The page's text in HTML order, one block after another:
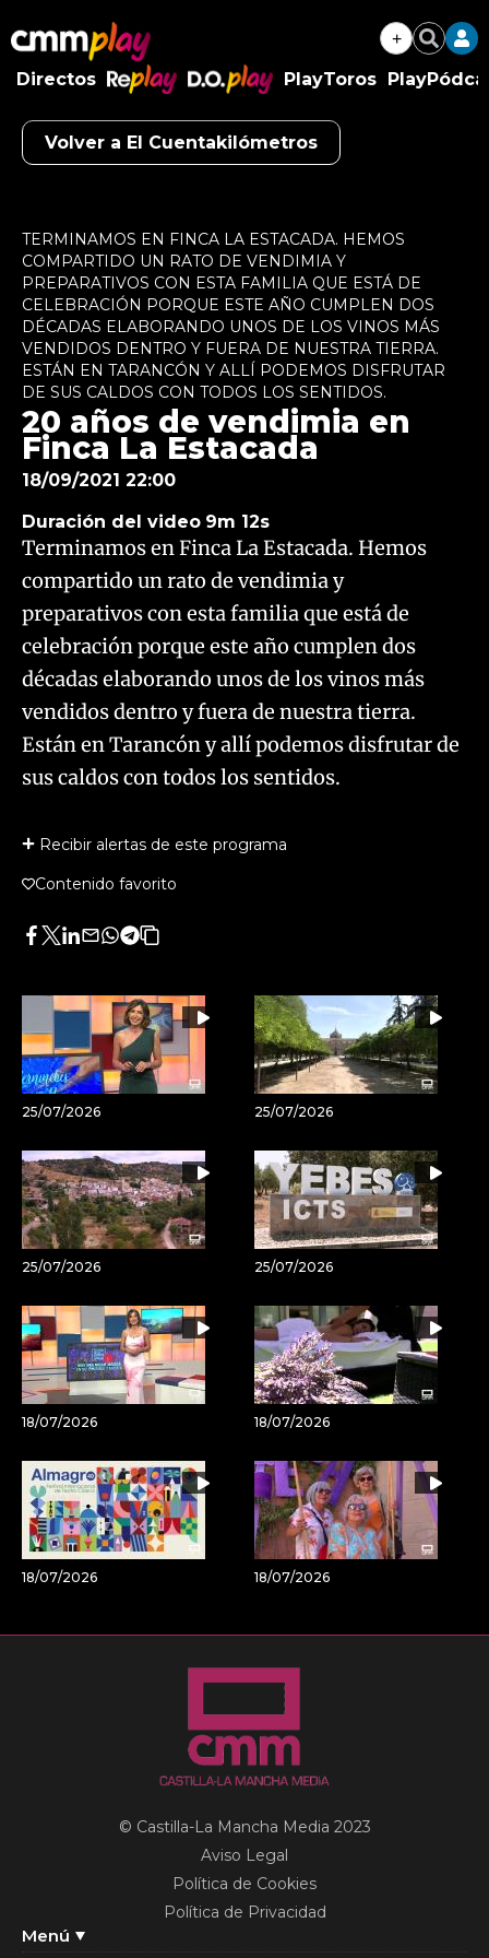
+ Buscar
Directos
RePlay
D.O.Play
PlayToros
Volver a El Cuentakilómetros
Algo salió mal.
Try again
TERMINAMOS EN FINCA LA ESTACADA. HEMOS
COMPARTIDO UN RATO DE VENDIMIA Y
PREPARATIVOS CON ESTA FAMILIA QUE ESTÁ DE
CELEBRACIÓN PORQUE ESTE AÑO CUMPLEN DOS
DÉCADAS ELABORANDO UNOS DE LOS VINOS MÁS
VENDIDOS DENTRO Y FUERA DE NUESTRA TIERRA.
ESTÁN EN TARANCÓN Y ALLÍ PODEMOS DISFRUTAR
DE SUS CALDOS CON TODOS LOS SENTIDOS.
20 años de vendimia en
Finca La Estacada
18/09/2021 22:00
Duración del video 9m 12s
Terminamos en Finca La Estacada. Hemos
compartido un rato de vendimia y
preparativos con esta familia que está de
celebración porque este año cumplen dos
décadas elaborando unos de los vinos más
vendidos dentro y fuera de nuestra tierra.
Están en Tarancón y allí podemos disfrutar de
sus caldos con todos los sentidos.
Recibir alertas de este programa
Contenido favorito
Facebook
Twitter
LinkedIn
Enviar
Whatsapp
Telegram
Copiar
artículo
25/07/2026 25/07/2026
25/07/2026 25/07/2026
18/07/2026 18/07/2026
18/07/2026 18/07/2026
Menú
© Castilla-La Mancha Media 2023
Aviso Legal
Política de Cookies
Política de Privacidad